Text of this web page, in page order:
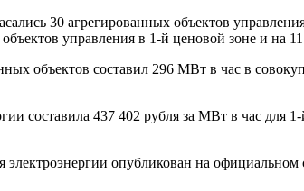
30 агрегированных объектов
управления в 1-й ценовой зоне и на
объектов составил 296 МВт в час в
составила 437 402 рубля за МВт в час для
опубликован на официальном